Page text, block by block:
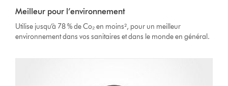
Meilleur pour l’environnement
Utilise jusqu’à 78 % de Co₂ en moins², pour un meilleur
environnement dans vos sanitaires et dans le monde en général.